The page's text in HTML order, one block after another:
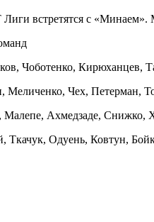
встретятся с
Чоботенко, Кирюханцев,
Меличенко, Чех, Петерман,
Ахмедзаде, Снижко,
Ткачук, Одуень, Ковтун,